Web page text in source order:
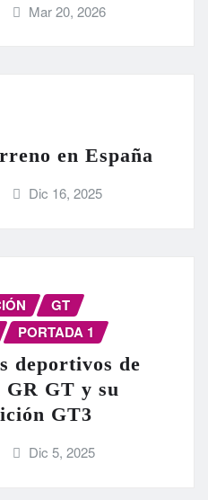
Mar 20, 2026
en España
Dic 16, 2025
GT
PORTADA 1
deportivos de
GR GT y su
GT3
Dic 5, 2025